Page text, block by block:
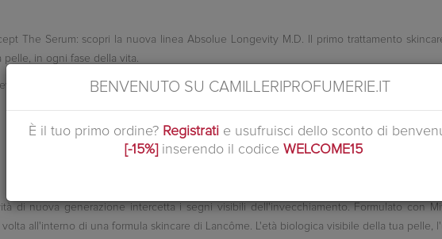
The Serum: scopri la nuova linea Absolue Longevity M.D.
Il primo trattamento
in ogni fase della vita.
di nuova generazione intercetta i segni visibili dell'invecchiamento. Formulato con
all'interno di una formula skincare di Lancôme.
L'età biologica visibile della tua pelle,
BENVENUTO SU CAMILLERIPROFUMERIE.IT
È il tuo primo ordine? Registrati e usufruisci dello sconto di
[-15%] inserendo il codice WELCOME15